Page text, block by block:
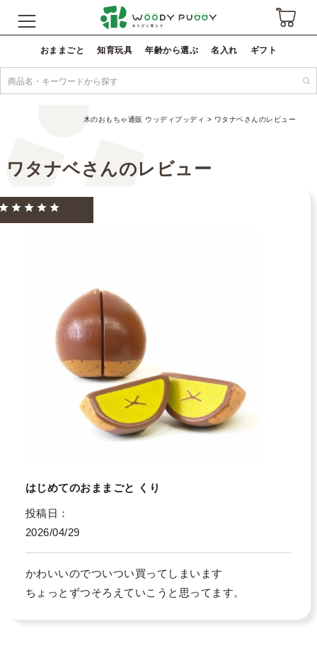
おままごと 知育玩具 年齢から選ぶ 名入れ ギフト
木のおもちゃ通販 ウッディプッディ ワタナベさんのレビュー
ワタナベさんのレビュー
はじめてのおままごと くり
投稿日
2026/04/29
かわいいのでついつい買ってしまいます
ちょっとずつそろえていこうと思ってます。